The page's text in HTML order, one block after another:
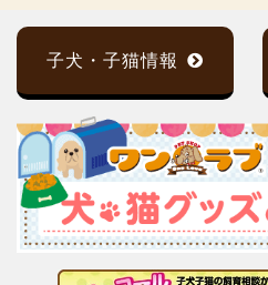
子犬・子猫情報